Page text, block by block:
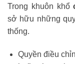
Trong khuôn khổ
sở hữu những
thống.
Quyền điều